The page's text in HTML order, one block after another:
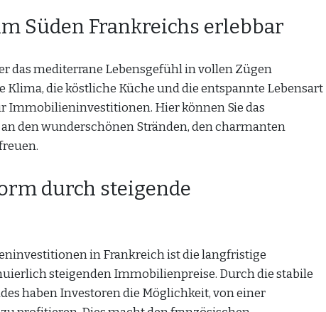
Süden Frankreichs erlebbar
das mediterrane Lebensgefühl in vollen Zügen
die köstliche Küche und die entspannte Lebensart
Immobilieninvestitionen. Hier können Sie das
den wunderschönen Stränden, den charmanten
durch steigende
in Frankreich ist die langfristige
steigenden Immobilienpreise. Durch die stabile
haben Investoren die Möglichkeit, von einer